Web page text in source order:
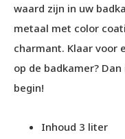
waard zijn in uw
metaal met color
charmant. Klaar voor
op de badkamer?
begin!
Inhoud 3 liter